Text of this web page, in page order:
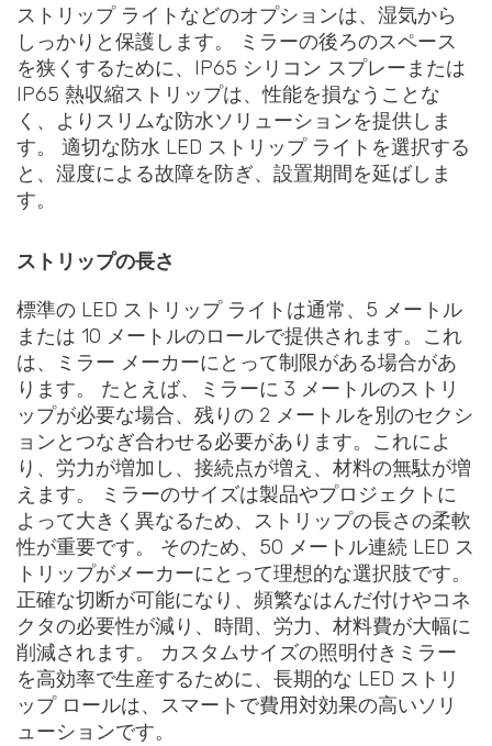
ストリップ ライトなどのオプションは、湿気から
しっかりと保護します。 ミラーの後ろのスペース
を狭くするために、IP65 シリコン スプレーまたは
IP65 熱収縮ストリップは、性能を損なうことな
く、よりスリムな防水ソリューションを提供しま
す。 適切な防水 LED ストリップ ライトを選択する
と、湿度による故障を防ぎ、設置期間を延ばしま
す。
ストリップの長さ
標準の LED ストリップ ライトは通常、5 メートル
または 10 メートルのロールで提供されます。これ
は、ミラー メーカーにとって制限がある場合があ
ります。 たとえば、ミラーに 3 メートルのストリ
ップが必要な場合、残りの 2 メートルを別のセクシ
ョンとつなぎ合わせる必要があります。これによ
り、労力が増加し、接続点が増え、材料の無駄が増
えます。 ミラーのサイズは製品やプロジェクトに
よって大きく異なるため、ストリップの長さの柔軟
性が重要です。 そのため、50 メートル連続 LED ス
トリップがメーカーにとって理想的な選択肢です。
正確な切断が可能になり、頻繁なはんだ付けやコネ
クタの必要性が減り、時間、労力、材料費が大幅に
削減されます。 カスタムサイズの照明付きミラー
を高効率で生産するために、長期的な LED ストリ
ップ ロールは、スマートで費用対効果の高いソリ
ューションです。